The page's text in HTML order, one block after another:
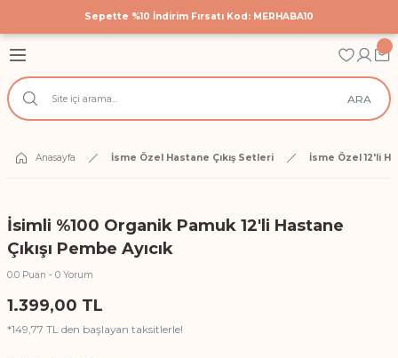
Sepette %10 İndirim Fırsatı Kod: MERHABA10
Geri Dön
Çıkış Seti
Geri Dön
Nevresim Takımları
Nevresim Takımları
Nevresim Takımları
Geri Dön
Bodyler
Doğum Günü Body ve Tulumlar
ARA
Anasayfa İsme Özel Hastane Çıkış Setleri İsme Özel 12'li
İsimli %100 Organik Pamuk 12'li Hastane
Çıkışı Pembe Ayıcık
0.0 Puan - 0 Yorum
1.399,00 TL
*149,77 TL den başlayan taksitlerle!